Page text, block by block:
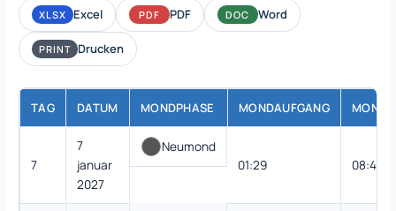
XLSX Excel PDF PDF DOC Word
PRINT Drucken
TAG DATUM MONDPHASE MONDAUFGANG
7
7
januar
2027
Neumond
01:29
08:49